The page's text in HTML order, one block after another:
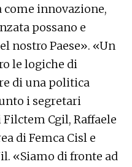
innovazione,
possano e
nostro Paese». «Un
le logiche di
di una politica
i segretari
Cgil, Raffaele
di Femca Cisl e
«Siamo di fronte ad